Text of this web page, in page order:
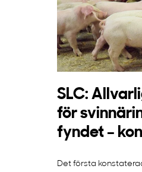
SLC:
för
fyndet –
Det första